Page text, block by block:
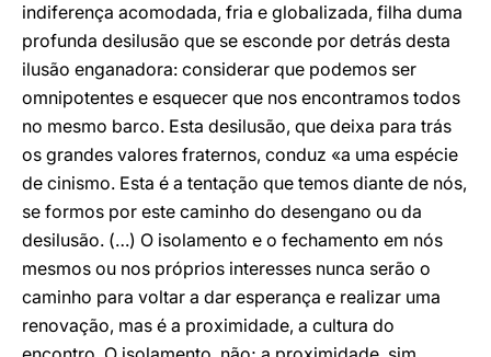
indiferença acomodada, fria e globalizada, filha duma
profunda desilusão que se esconde por detrás desta
ilusão enganadora: considerar que podemos ser
omnipotentes e esquecer que nos encontramos todos
no mesmo barco. Esta desilusão, que deixa para trás
os grandes valores fraternos, conduz «a uma espécie
de cinismo. Esta é a tentação que temos diante de nós,
se formos por este caminho do desengano ou da
desilusão. (…) O isolamento e o fechamento em nós
mesmos ou nos próprios interesses nunca serão o
caminho para voltar a dar esperança e realizar uma
renovação, mas é a proximidade, a cultura do